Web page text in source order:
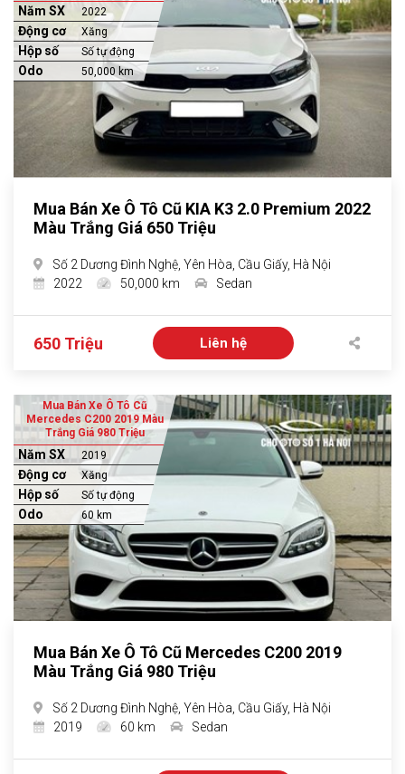
Năm SX 2022
Động cơ Xăng
Hộp số Số tự động
Odo 50,000 km
Mua Bán Xe Ô Tô Cũ KIA K3 2.0 Premium 2022
Màu Trắng Giá 650 Triệu
Số 2 Dương Đình Nghệ, Yên Hòa, Cầu Giấy, Hà Nội
2022
50,000 km Sedan
650 Triệu Liên hệ
Mua Bán Xe Ô Tô Cũ
Mercedes C200 2019 Màu
Trắng Giá 980 Triệu
Năm SX 2019
Động cơ Xăng
Hộp số Số tự động
Odo 60 km
Mua Bán Xe Ô Tô Cũ Mercedes C200 2019
Màu Trắng Giá 980 Triệu
Số 2 Dương Đình Nghệ, Yên Hòa, Cầu Giấy, Hà Nội
2019
60 km Sedan